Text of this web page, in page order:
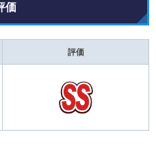
価
評価